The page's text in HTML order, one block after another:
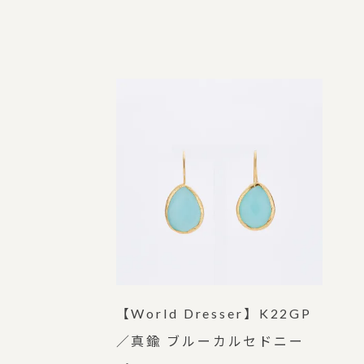
【World Dresser】K22GP
／真鍮 ブルーカルセドニー